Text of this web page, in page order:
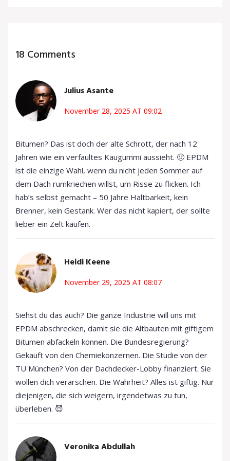
18 Comments
Julius Asante
November 28, 2025 AT 09:02
Bitumen? Das ist doch der alte Schrott, der nach 12
Jahren wie ein verfaultes Kaugummi aussieht. 🤢 EPDM
ist die einzige Wahl, wenn du nicht jeden Sommer auf
dem Dach rumkriechen willst, um Risse zu flicken. Ich
hab’s selbst gemacht – 50 Jahre Haltbarkeit, kein
Brenner, kein Gestank. Wer das nicht kapiert, der sollte
lieber ein Zelt kaufen.
Heidi Keene
November 29, 2025 AT 08:07
Siehst du das auch? Die ganze Industrie will uns mit
EPDM abschrecken, damit sie die Altbauten mit giftigem
Bitumen abfackeln können. Die Bundesregierung?
Gekauft von den Chemiekonzernen. Die Studie von der
TU München? Von der Dachdecker-Lobby finanziert. Sie
wollen dich verarschen. Die Wahrheit? Alles ist giftig. Nur
diejenigen, die sich weigern, irgendetwas zu tun,
überleben. 😈
Veronika Abdullah